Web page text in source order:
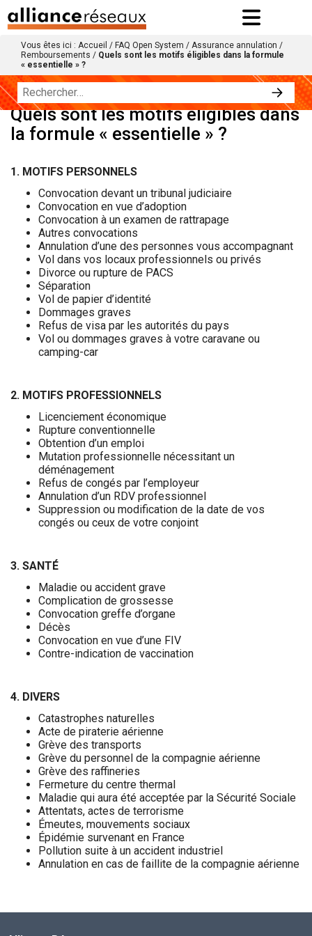
Vous êtes ici : Accueil / FAQ Open System / Assurance annulation /
Remboursements / Quels sont les motifs éligibles dans la formule
« essentielle » ?
Quels sont les motifs éligibles dans
la formule « essentielle » ?
1. MOTIFS PERSONNELS
Convocation devant un tribunal judiciaire
Convocation en vue d’adoption
Convocation à un examen de rattrapage
Autres convocations
Annulation d’une des personnes vous accompagnant
Vol dans vos locaux professionnels ou privés
Divorce ou rupture de PACS
Séparation
Vol de papier d’identité
Dommages graves
Refus de visa par les autorités du pays
Vol ou dommages graves à votre caravane ou
camping-car
2. MOTIFS PROFESSIONNELS
Licenciement économique
Rupture conventionnelle
Obtention d’un emploi
Mutation professionnelle nécessitant un
déménagement
Refus de congés par l’employeur
Annulation d’un RDV professionnel
Suppression ou modification de la date de vos
congés ou ceux de votre conjoint
3. SANTÉ
Maladie ou accident grave
Complication de grossesse
Convocation greffe d’organe
Décès
Convocation en vue d’une FIV
Contre-indication de vaccination
4. DIVERS
Catastrophes naturelles
Acte de piraterie aérienne
Grève des transports
Grève du personnel de la compagnie aérienne
Grève des raffineries
Fermeture du centre thermal
Maladie qui aura été acceptée par la Sécurité Sociale
Attentats, actes de terrorisme
Émeutes, mouvements sociaux
Épidémie survenant en France
Pollution suite à un accident industriel
Annulation en cas de faillite de la compagnie aérienne